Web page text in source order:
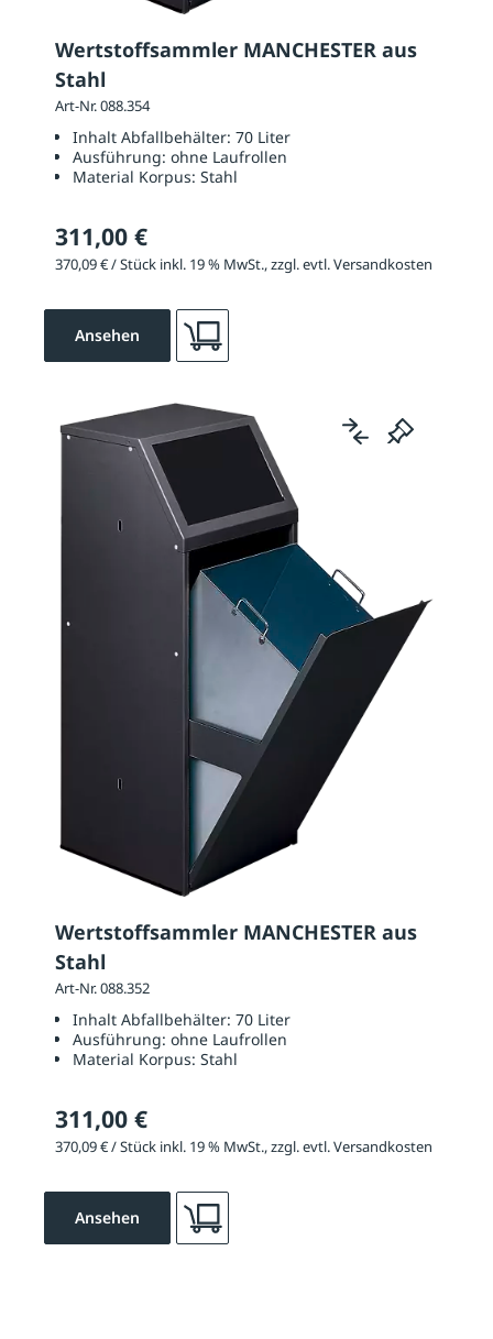
Wertstoffsammler MANCHESTER aus
Stahl
Art-Nr. 088.354
Inhalt Abfallbehälter: 70 Liter
Ausführung: ohne Laufrollen
Material Korpus: Stahl
311,00 €
370,09 € / Stück inkl. 19 % MwSt., zzgl. evtl. Versandkosten
Ansehen
Wertstoffsammler MANCHESTER aus
Stahl
Art-Nr. 088.352
Inhalt Abfallbehälter: 70 Liter
Ausführung: ohne Laufrollen
Material Korpus: Stahl
311,00 €
370,09 € / Stück inkl. 19 % MwSt., zzgl. evtl. Versandkosten
Ansehen